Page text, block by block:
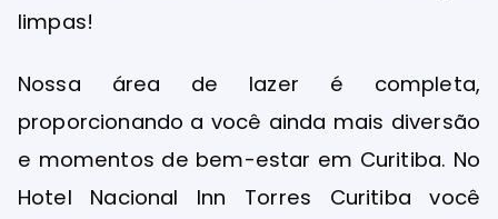
limpas!
Nossa área de lazer é completa,
proporcionando a você ainda mais diversão
e momentos de bem-estar em Curitiba. No
Hotel Nacional Inn Torres Curitiba você